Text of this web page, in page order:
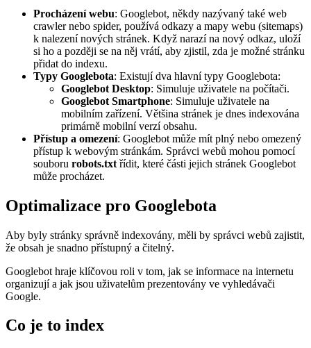
Procházení webu: Googlebot, někdy nazývaný také web
crawler nebo spider, používá odkazy a mapy webu (sitemaps)
k nalezení nových stránek. Když narazí na nový odkaz, uloží
si ho a později se na něj vrátí, aby zjistil, zda je možné stránku
přidat do indexu.
Typy Googlebota: Existují dva hlavní typy Googlebota:
Googlebot Desktop: Simuluje uživatele na počítači.
Googlebot Smartphone: Simuluje uživatele na
mobilním zařízení. Většina stránek je dnes indexována
primárně mobilní verzí obsahu.
Přístup a omezení: Googlebot může mít plný nebo omezený
přístup k webovým stránkám. Správci webů mohou pomocí
souboru robots.txt řídit, které části jejich stránek Googlebot
může procházet.
Optimalizace pro Googlebota
Aby byly stránky správně indexovány, měli by správci webů zajistit,
že obsah je snadno přístupný a čitelný.
Googlebot hraje klíčovou roli v tom, jak se informace na internetu
organizují a jak jsou uživatelům prezentovány ve vyhledávači
Google.
Co je to index